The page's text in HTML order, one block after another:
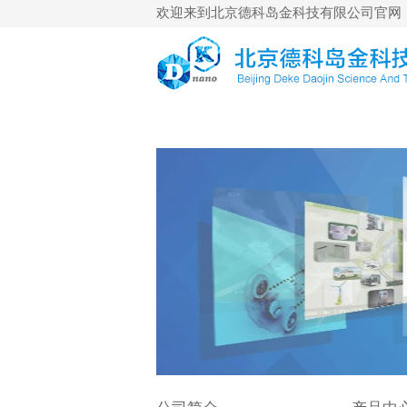
欢迎来到北京德科岛金科技有限公司官网